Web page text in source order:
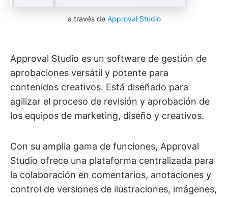
a través de Approval Studio
Approval Studio es un software de gestión de
aprobaciones versátil y potente para
contenidos creativos. Está diseñado para
agilizar el proceso de revisión y aprobación de
los equipos de marketing, diseño y creativos.
Con su amplia gama de funciones, Approval
Studio ofrece una plataforma centralizada para
la colaboración en comentarios, anotaciones y
control de versiones de ilustraciones, imágenes,